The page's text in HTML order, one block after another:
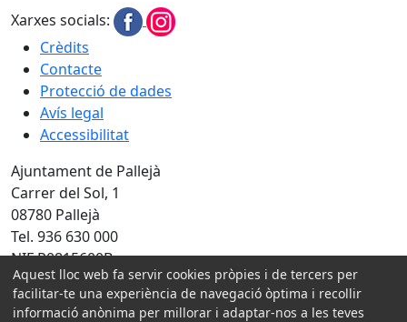
Xarxes socials:
Crèdits
Contacte
Protecció de dades
Avís legal
Accessibilitat
Ajuntament de Pallejà
Carrer del Sol, 1
08780 Pallejà
Tel. 936 630 000
NIF P0815600B
Amb la col·laboració de:
Aquest lloc web fa servir cookies pròpies i de tercers per
facilitar-te una experiència de navegació òptima i recollir
informació anònima per millorar i adaptar-nos a les teves